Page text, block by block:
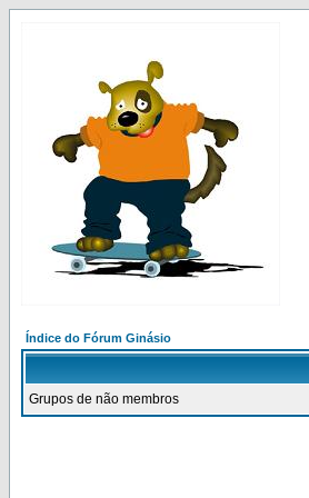
Índice do Fórum Ginásio
Grupos de não membros